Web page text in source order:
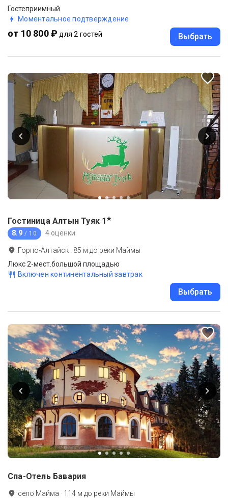
Гостеприимный
Моментальное подтверждение
от 10 800 ₽ для 2 гостей Выбрать
Гостиница Алтын Туяк 1★
8.9 / 10 4 оценки
Горно-Алтайск · 85 м до реки Маймы
Люкс 2-мест.большой площадью
Включен континентальный завтрак
Выбрать
Спа-Отель Бавария
село Майма · 114 м до реки Маймы